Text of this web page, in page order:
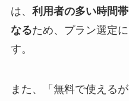
は、 利用者の多い時間
なるため、プラン選定
す。
また、「無料で使える